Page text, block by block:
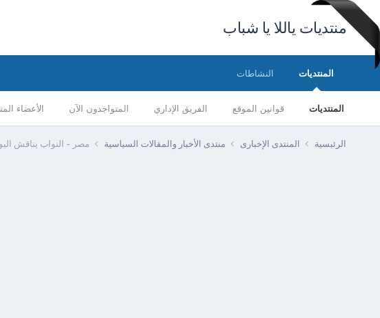
منتديات ياللا يا شباب
المنتديات
المنتديات قوانين الموقع الفريق الإداري المتواجدون الآن الأعضاء
النشاطات
الرئيسية المنتدى الإخبارى منتدى الأخبار والمقالات السياسية مصر - النواب يناقش